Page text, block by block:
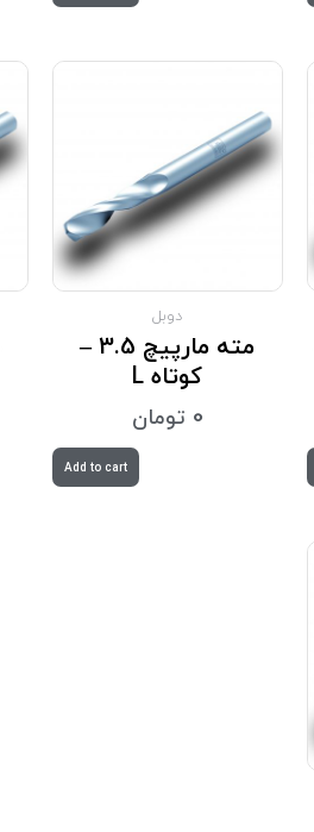
دوبل
مته مارپیچ 3.5 –
کوتاه L
0 تومان
Add to cart